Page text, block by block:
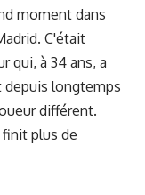
moment dans
C'était
qui, à 34 ans, a
depuis longtemps
différent.
finit plus de